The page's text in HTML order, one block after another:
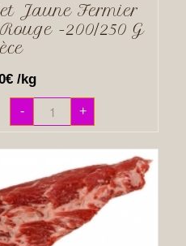
Jaune Fermier
-200/250 G
€ /kg
- +